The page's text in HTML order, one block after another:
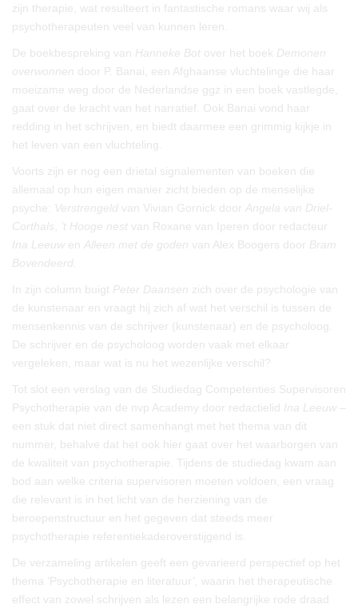
zijn therapie, wat resulteert in fantastische romans waar wij als
psychotherapeuten veel van kunnen leren.
De boekbespreking van Hanneke Bot over het boek Demonen
overwonnen door P. Banai, een Afghaanse vluchtelinge die haar
moeizame weg door de Nederlandse ggz in een boek vastlegde,
gaat over de kracht van het narratief. Ook Banai vond haar
redding in het schrijven, en biedt daarmee een grimmig kijkje in
het leven van een vluchteling.
Voorts zijn er nog een drietal signalementen van boeken die
allemaal op hun eigen manier zicht bieden op de menselijke
psyche:
Verstrengeld van Vivian Gornick door Angela van Driel-
Corthals
’t Hooge nest van Roxane van Iperen door redacteur
Ina Leeuw en Alleen met de goden van Alex Boogers door Bram
Bovendeerd.
In zijn column buigt Peter Daansen zich over de psychologie van
de kunstenaar en vraagt hij zich af wat het verschil is tussen de
mensenkennis van de schrijver (kunstenaar) en de psycholoog.
De schrijver en de psycholoog worden vaak met elkaar
vergeleken, maar wat is nu het wezenlijke verschil?
Tot slot een verslag van de Studiedag Competenties Supervisoren
Psychotherapie van de nvp Academy door redactielid Ina Leeuw –
een stuk dat niet direct samenhangt met het thema van dit
nummer, behalve dat het ook hier gaat over het waarborgen van
de kwaliteit van psychotherapie. Tijdens de studiedag kwam aan
bod aan welke criteria supervisoren moeten voldoen, een vraag
die relevant is in het licht van de herziening van de
beroepenstructuur en het gegeven dat steeds meer
psychotherapie referentiekaderoverstijgend is.
De verzameling artikelen geeft een gevarieerd perspectief op het
thema ‘Psychotherapie en literatuur’
waarin het therapeutische
effect van zowel schrijven als lezen een belangrijke rode draad